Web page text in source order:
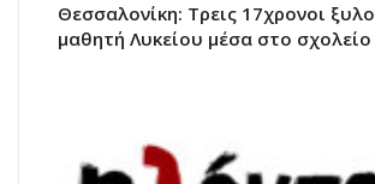
Θεσσαλονίκη: Τρεις 17χρονοι
μαθητή Λυκείου μέσα στο σχολείο